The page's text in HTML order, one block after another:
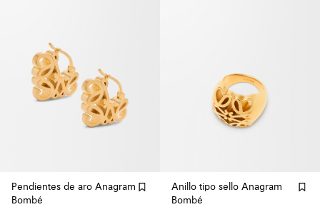
Pendientes de aro Anagram
Bombé
Anillo tipo sello Anagram
Bombé